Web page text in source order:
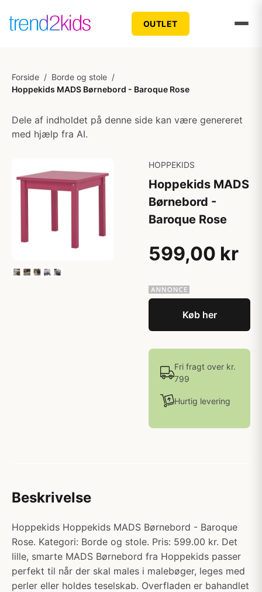
OUTLET
Forside / Borde og stole /
Hoppekids MADS Børnebord - Baroque Rose
Dele af indholdet på denne side kan være genereret
med hjælp fra AI.
HOPPEKIDS
Hoppekids MADS
Børnebord -
Baroque Rose
599,00 kr
Køb her
Fri fragt over kr.
799
Hurtig levering
Beskrivelse
Hoppekids Hoppekids MADS Børnebord - Baroque
Rose. Kategori: Borde og stole. Pris: 599.00 kr. Det
lille, smarte MADS Børnebord fra Hoppekids passer
perfekt til når der skal males i malebøger, leges med
perler eller holdes teselskab. Overfladen er bahandlet